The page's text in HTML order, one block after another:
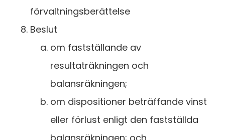
förvaltningsberättelse
Beslut
om fastställande av
resultaträkningen och
balansräkningen;
om dispositioner beträffande vinst
eller förlust enligt den fastställda